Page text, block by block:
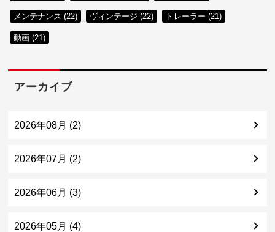
メンテナンス (22) ヴィンテージ (22) トレーラー (21)
動画 (21)
アーカイブ
2026年08月 (2)
2026年07月 (2)
2026年06月 (3)
2026年05月 (4)